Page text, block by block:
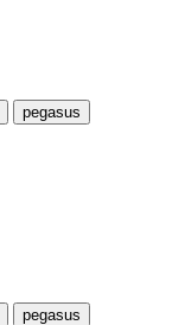
pegasus
pegasus